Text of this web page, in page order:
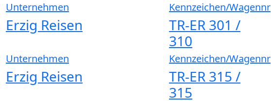
Unternehmen
Erzig Reisen
Kennzeichen/Wagennr
TR-ER 301 /
310
Unternehmen
Erzig Reisen
Kennzeichen/Wagennr
TR-ER 315 /
315